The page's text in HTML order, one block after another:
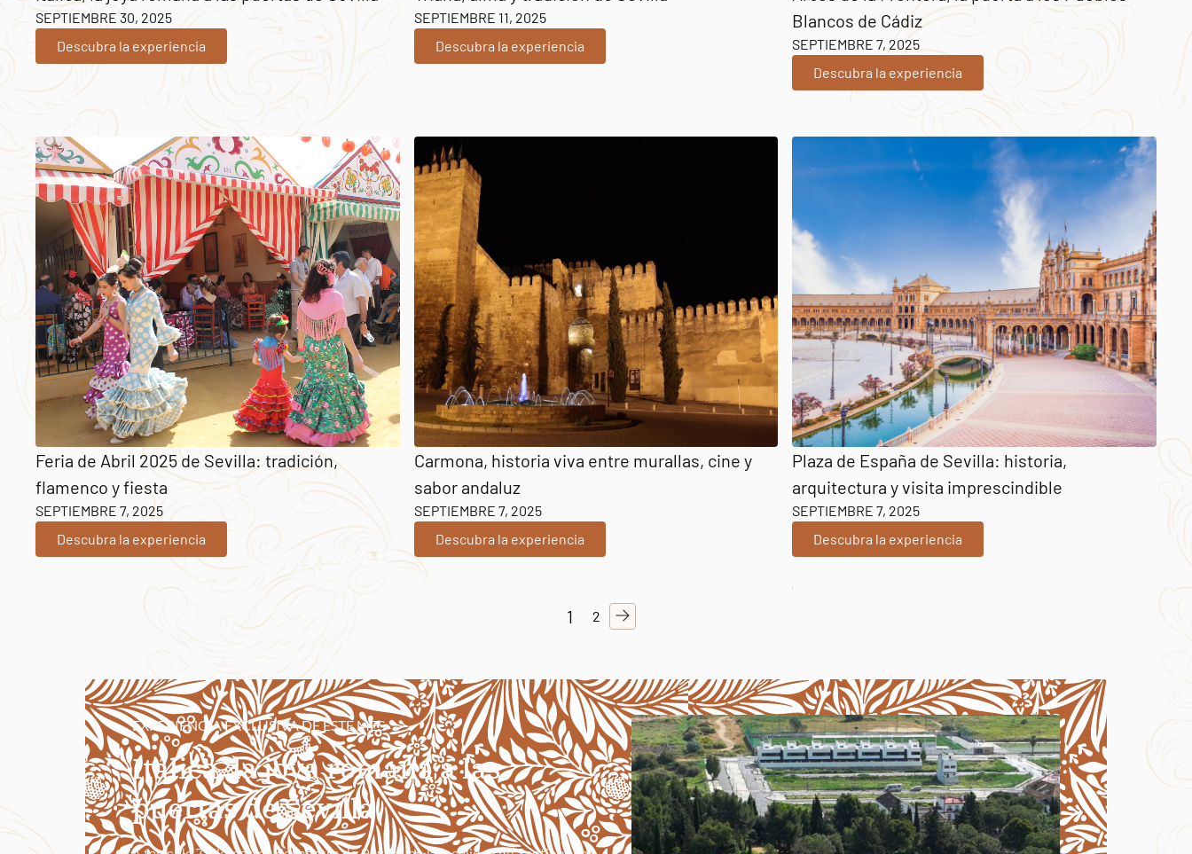
SEPTIEMBRE 30, 2025
Descubra la experiencia
SEPTIEMBRE 11, 2025
Descubra la experiencia
Blancos de Cádiz
SEPTIEMBRE 7, 2025
Descubra la experiencia
Feria de Abril 2025 de Sevilla: tradición,
flamenco y fiesta
SEPTIEMBRE 7, 2025
Descubra la experiencia
Carmona, historia viva entre murallas, cine y
sabor andaluz
SEPTIEMBRE 7, 2025
Descubra la experiencia
Plaza de España de Sevilla: historia,
arquitectura y visita imprescindible
SEPTIEMBRE 7, 2025
Descubra la experiencia
1 2
EXPERIENCIA EXCLUSIVA DE ESTE MES
Itálica, la joya romana a las
puertas de Sevilla